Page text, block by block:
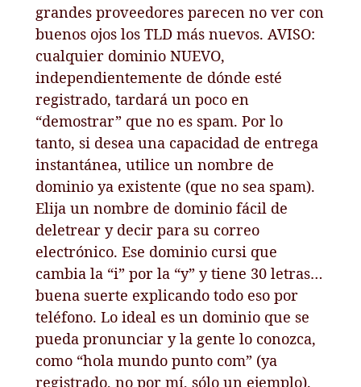
grandes proveedores parecen no ver con
buenos ojos los TLD más nuevos. AVISO:
cualquier dominio NUEVO,
independientemente de dónde esté
registrado, tardará un poco en
“demostrar” que no es spam. Por lo
tanto, si desea una capacidad de entrega
instantánea, utilice un nombre de
dominio ya existente (que no sea spam).
Elija un nombre de dominio fácil de
deletrear y decir para su correo
electrónico. Ese dominio cursi que
cambia la “i” por la “y” y tiene 30 letras…
buena suerte explicando todo eso por
teléfono. Lo ideal es un dominio que se
pueda pronunciar y la gente lo conozca,
como “hola mundo punto com” (ya
registrado, no por mí, sólo un ejemplo).